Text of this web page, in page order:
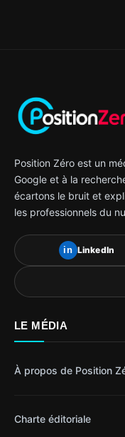
Position Zéro est un
Google et à la
écartons le bruit et
les professionnels du
in LinkedIn
LE MÉDIA
À propos de Position
Charte éditoriale